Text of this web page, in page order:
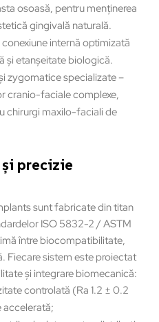
osoasă, pentru menținerea
gingivală naturală.
internă optimizată
și etanșeitate biologică.
zygomatice specializate –
cranio-faciale complexe,
chirurgi maxilo-faciali de
precizie
sunt fabricate din titan
ISO 5832-2 / ASTM
între biocompatibilitate,
Fiecare sistem este proiectat
și integrare biomecanică:
controlată (Ra 1.2 ± 0.2
accelerată;